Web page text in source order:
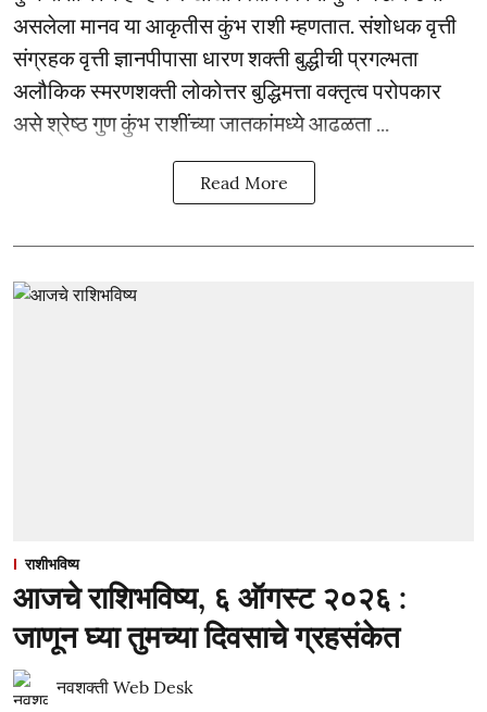
असलेला मानव या आकृतीस कुंभ राशी म्हणतात. संशोधक वृत्ती
संग्रहक वृत्ती ज्ञानपीपासा धारण शक्ती बुद्धीची प्रगल्भता
अलौकिक स्मरणशक्ती लोकोत्तर बुद्धिमत्ता वक्तृत्व परोपकार
असे श्रेष्ठ गुण कुंभ राशींच्या जातकांमध्ये आढळता ...
Read More
राशीभविष्य
आजचे राशिभविष्य, ६ ऑगस्ट २०२६ :
जाणून घ्या तुमच्या दिवसाचे ग्रहसंकेत
नवशक्ती Web Desk